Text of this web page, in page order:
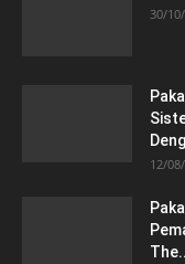
30/
12/